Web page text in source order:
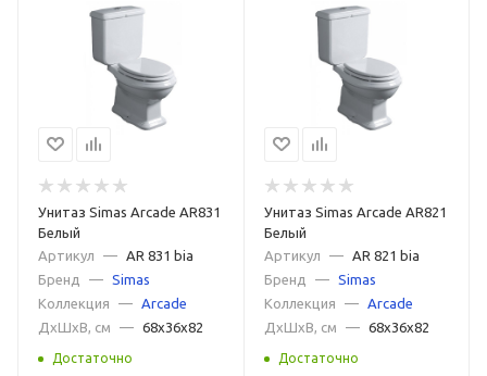
Унитаз Simas Arcade AR831
Белый
Артикул
—
AR 831 bia
Бренд
— Simas
Коллекция
—
Arcade
ДxШxВ, см
— 68x36x82
Достаточно
Унитаз Simas Arcade AR821
Белый
Артикул
—
AR 821 bia
Бренд
—
Simas
Коллекция
—
Arcade
ДxШxВ, см
— 68x36x82
Достаточно